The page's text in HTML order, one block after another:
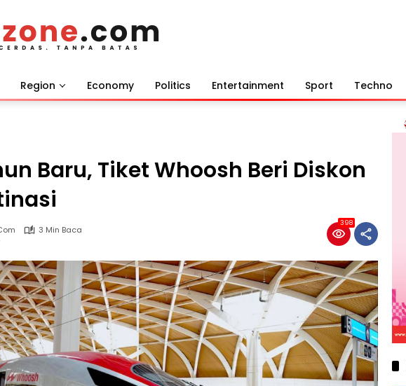
Region Economy Politics Entertainment Sport Techno
Baru, Tiket Whoosh Beri Diskon
3 Min Baca
398